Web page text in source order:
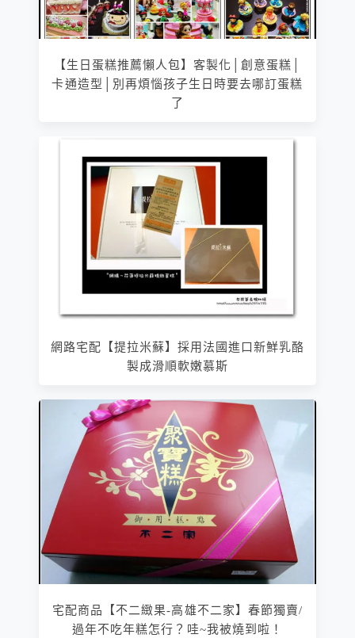
【生日蛋糕推薦懶人包】客製化│創意蛋糕│
卡通造型│別再煩惱孩子生日時要去哪訂蛋糕
了
網路宅配【提拉米蘇】採用法國進口新鮮乳酪
製成滑順軟嫩慕斯
宅配商品【不二緻果-高雄不二家】春節獨賣/
過年不吃年糕怎行？哇~我被燒到啦！